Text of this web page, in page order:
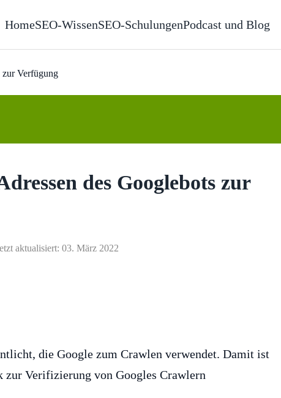
HomeSEO-WissenSEO-SchulungenPodcast und Blog
zur Verfügung
des Googlebots zur
aktualisiert: 03. März 2022
die Google zum Crawlen verwendet. Damit ist
zur Verifizierung von Googles Crawlern